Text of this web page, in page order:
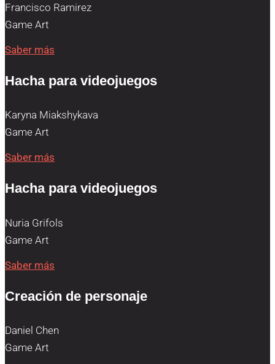
Francisco Ramirez
Game Art
Saber más
Hacha para videojuegos
Karyna Miakshykava
Game Art
Saber más
Hacha para videojuegos
Nuria Grifols
Game Art
Saber más
Creación de personaje
Daniel Chen
Game Art